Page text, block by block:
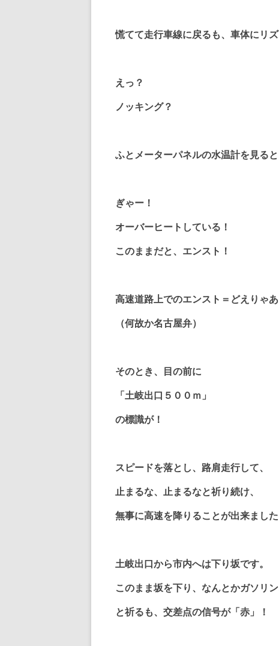
慌てて走行車線に戻るも、車体にリ
えっ？
ノッキング？
ふとメーターパネルの水温計を見る
ぎゃー！
オーバーヒートしている！
このままだと、エンスト！
高速道路上でのエンスト＝どえりゃ
（何故か名古屋弁）
そのとき、目の前に
「土岐出口５００ｍ」
の標識が！
スピードを落とし、路肩走行して、
止まるな、止まるなと祈り続け、
無事に高速を降りることが出来ました
土岐出口から市内へは下り坂です。
このまま坂を下り、なんとかガソリ
と祈るも、交差点の信号が「赤」！